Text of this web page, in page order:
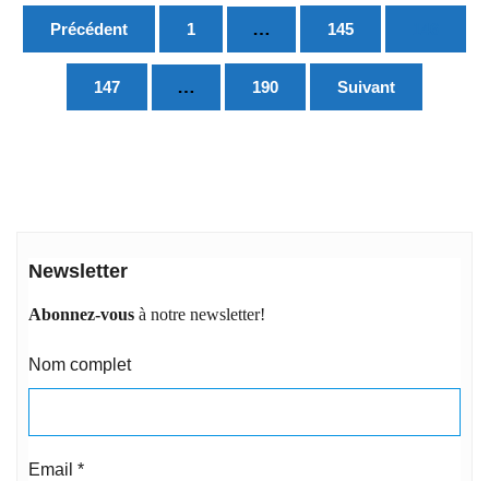
Pagination
des
publications
Précédent 1 … 145
147 … 190 Suivant
Newsletter
Abonnez-vous à notre newsletter!
Nom complet
Email *